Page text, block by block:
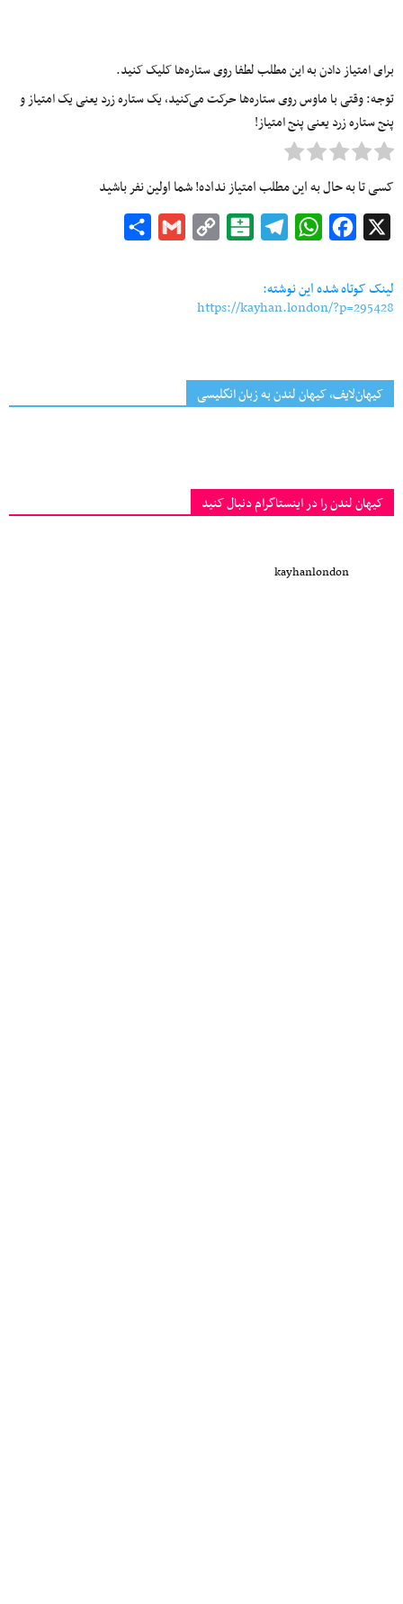
برای امتیاز دادن به این مطلب لطفا روی ستاره‌ها کلیک کنید.
توجه: وقتی با ماوس روی ستاره‌ها حرکت می‌کنید، یک ستاره زرد یعنی یک امتیاز و
پنج ستاره زرد یعنی پنج امتیاز!
کسی تا به حال به این مطلب امتیاز نداده! شما اولین نفر باشید
Facebook
WhatsApp
Telegram
Balatarin
Copy
Gmail
لینک کوتاه شده این نوشته:
https://kayhan.london/?p=295428
کیهان‌لایف، کیهان لندن به زبان انگلیسی
کیهان لندن را در اینستاگرام دنبال کنید
kayhanlondon